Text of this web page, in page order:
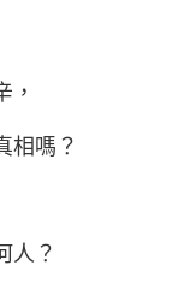
，
相嗎？
人？